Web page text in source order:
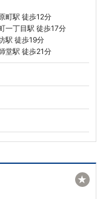
町駅 徒歩12分
一丁目駅 徒歩17分
駅 徒歩19分
堂駅 徒歩21分
★